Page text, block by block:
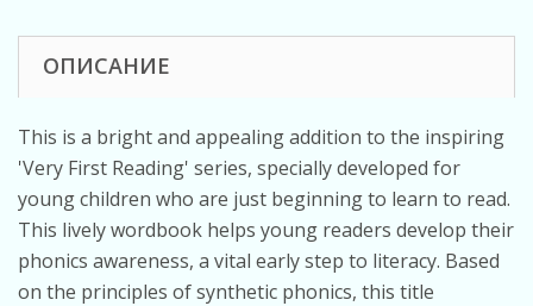
ОПИСАНИЕ
This is a bright and appealing addition to the inspiring
'Very First Reading' series, specially developed for
young children who are just beginning to learn to read.
This lively wordbook helps young readers develop their
phonics awareness, a vital early step to literacy. Based
on the principles of synthetic phonics, this title